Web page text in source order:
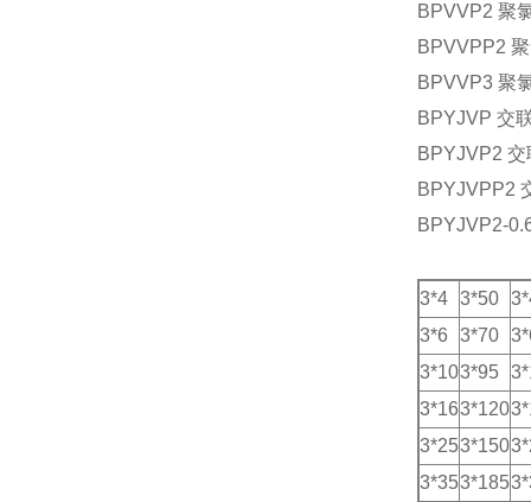
BPVVP2 聚
BPVVPP2
BPVVP3 聚
BPYJVP 交
BPYJVP2
BPYJVPP2
BPYJVP2-
3*4 3*50
3*6
3*70
3*103*95
3*163*120
3*253*150
3*353*185